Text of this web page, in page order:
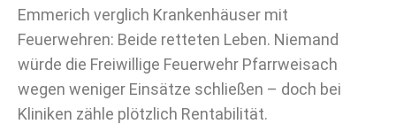
Emmerich verglich Krankenhäuser mit
Feuerwehren: Beide retteten Leben. Niemand
würde die Freiwillige Feuerwehr Pfarrweisach
wegen weniger Einsätze schließen – doch bei
Kliniken zähle plötzlich Rentabilität.